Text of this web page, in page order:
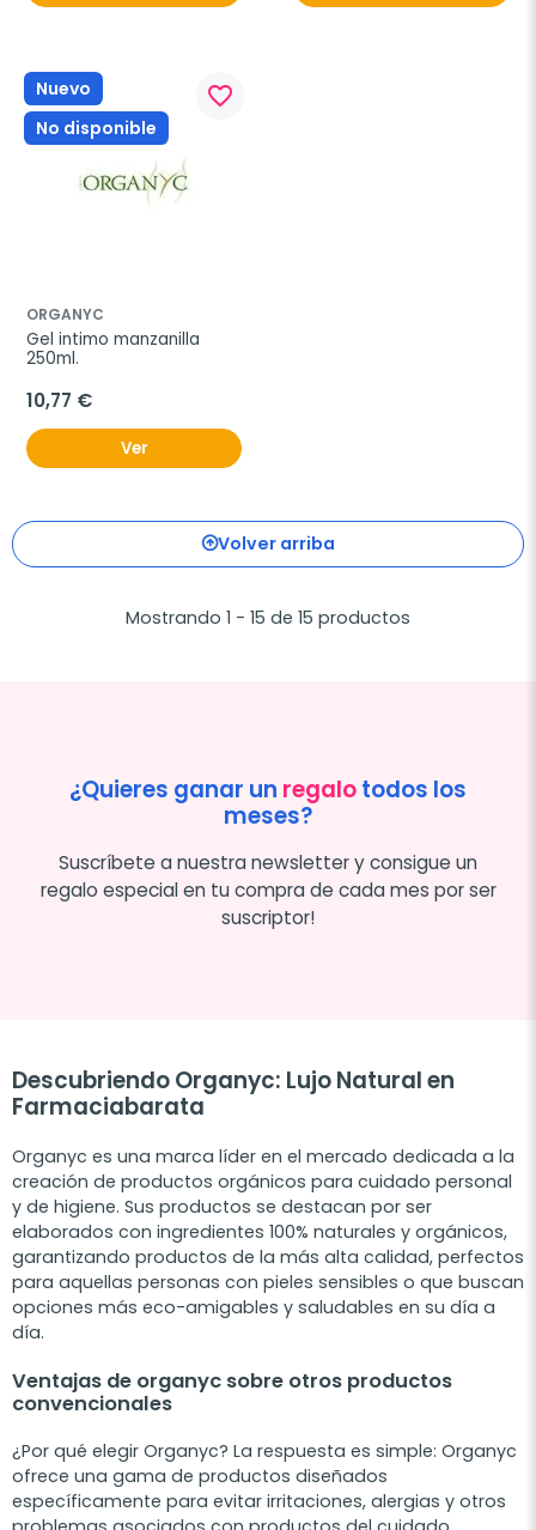
Nuevo
No disponible
favorite_border
ORGANYC
Gel intimo manzanilla
250ml.
10,77 €
Ver
Volver arriba
Mostrando 1 - 15 de 15 productos
¿Quieres ganar un regalotodos los
meses?
Suscríbete a nuestra newsletter y consigue un
regalo especial en tu compra de cada mes por ser
suscriptor!
Descubriendo Organyc: Lujo Natural en
Farmaciabarata
Organyc es una marca líder en el mercado dedicada a la
creación de productos orgánicos para cuidado personal
y de higiene. Sus productos se destacan por ser
elaborados con ingredientes 100% naturales y orgánicos,
garantizando productos de la más alta calidad, perfectos
para aquellas personas con pieles sensibles o que buscan
opciones más eco-amigables y saludables en su día a
día.
Ventajas de organyc sobre otros productos
convencionales
¿Por qué elegir Organyc? La respuesta es simple: Organyc
ofrece una gama de productos diseñados
específicamente para evitar irritaciones, alergias y otros